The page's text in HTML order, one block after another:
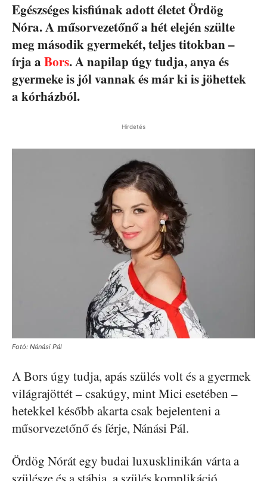
Egészséges kisfiúnak adott életet Ördög
Nóra. A műsorvezetőnő a hét elején szülte
meg második gyermekét, teljes titokban –
írja a Bors. A napilap úgy tudja, anya és
gyermeke is jól vannak és már ki is jöhettek
a kórházból.
Hirdetés
Fotó: Nánási Pál
A Bors úgy tudja, apás szülés volt és a gyermek
világrajöttét – csakúgy, mint Mici esetében –
hetekkel később akarta csak bejelenteni a
műsorvezetőnő és férje, Nánási Pál.
Ördög Nórát egy budai luxusklinikán várta a